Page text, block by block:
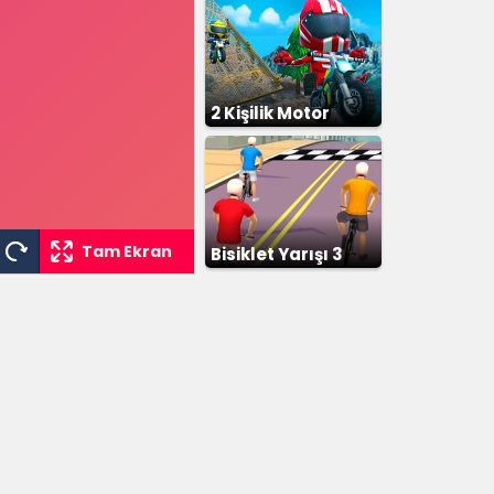
Tam Ekran
2 Kişilik Motor
Yarışı
Bisiklet Yarışı 3